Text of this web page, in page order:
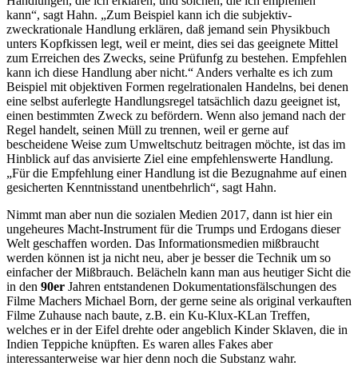
kann“, sagt Hahn. „Zum Beispiel kann ich die subjektiv-
zweckrationale Handlung erklären, daß jemand sein Physikbuch
unters Kopfkissen legt, weil er meint, dies sei das geeignete Mittel
zum Erreichen des Zwecks, seine Prüfunfg zu bestehen. Empfehlen
kann ich diese Handlung aber nicht.“ Anders verhalte es ich zum
Beispiel mit objektiven Formen regelrationalen Handelns, bei denen
eine selbst auferlegte Handlungsregel tatsächlich dazu geeignet ist,
einen bestimmten Zweck zu befördern. Wenn also jemand nach der
Regel handelt, seinen Müll zu trennen, weil er gerne auf
bescheidene Weise zum Umweltschutz beitragen möchte, ist das im
Hinblick auf das anvisierte Ziel eine empfehlenswerte Handlung.
„Für die Empfehlung einer Handlung ist die Bezugnahme auf einen
gesicherten Kenntnisstand unentbehrlich“, sagt Hahn.
Nimmt man aber nun die sozialen Medien 2017, dann ist hier ein
ungeheures Macht-Instrument für die Trumps und Erdogans dieser
Welt geschaffen worden. Das Informationsmedien mißbraucht
werden können ist ja nicht neu, aber je besser die Technik um so
einfacher der Mißbrauch. Belächeln kann man aus heutiger Sicht die
in den 90er Jahren entstandenen Dokumentationsfälschungen des
Filme Machers Michael Born, der gerne seine als original verkauften
Filme Zuhause nach baute, z.B. ein Ku-Klux-KLan Treffen,
welches er in der Eifel drehte oder angeblich Kinder Sklaven, die in
Indien Teppiche knüpften. Es waren alles Fakes aber
interessanterweise war hier denn noch die Substanz wahr.